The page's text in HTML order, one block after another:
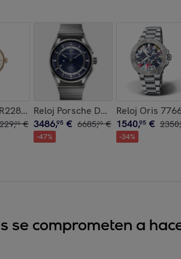
Acero inoxidable
con Correa de Acero inoxidable
Mujer Analogico Automatico
Mujer Analogico Automatico
,00 €
Reloj Porsche Design
3486,95 € 6685,00 €
-47%
Reloj Oris
1540,95 € 2350,
-34%
se comprometen a